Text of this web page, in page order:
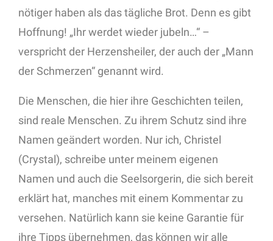
nötiger haben als das tägliche Brot. Denn es gibt
Hoffnung! „Ihr werdet wieder jubeln…“ –
verspricht der Herzensheiler, der auch der „Mann
der Schmerzen“ genannt wird.
Die Menschen, die hier ihre Geschichten teilen,
sind reale Menschen. Zu ihrem Schutz sind ihre
Namen geändert worden. Nur ich, Christel
(Crystal), schreibe unter meinem eigenen
Namen und auch die Seelsorgerin, die sich bereit
erklärt hat, manches mit einem Kommentar zu
versehen. Natürlich kann sie keine Garantie für
ihre Tipps übernehmen, das können wir alle